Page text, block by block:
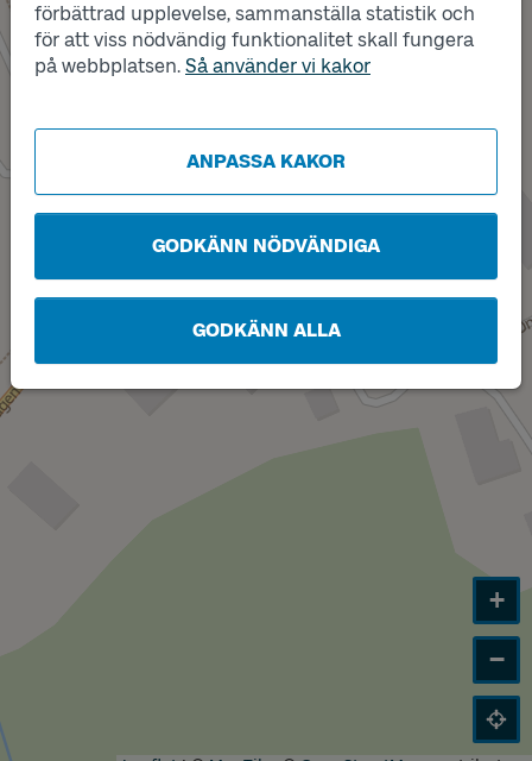
förbättrad upplevelse, sammanställa statistik och
för att viss nödvändig funktionalitet skall fungera
på webbplatsen. Så använder vi kakor
ANPASSA KAKOR
GODKÄNN NÖDVÄNDIGA
GODKÄNN ALLA
A
+
−